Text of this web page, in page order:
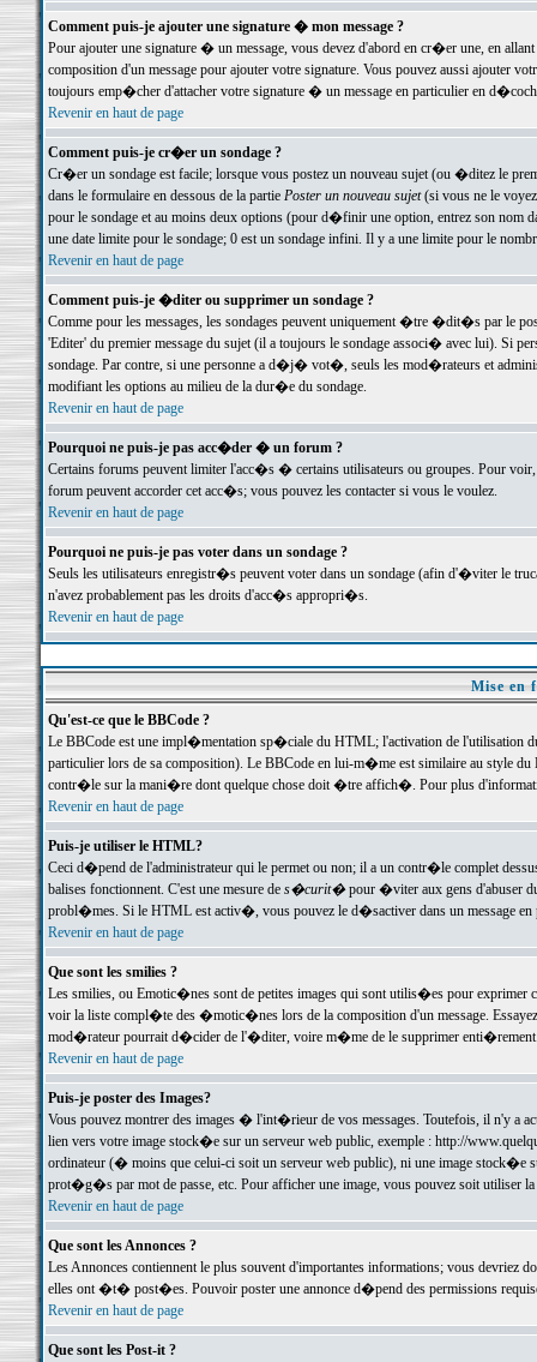
Comment puis-je ajouter une signature � mon message ?
Pour ajouter une signature � un message, vous devez d'abord en cr�er une, en
composition d'un message pour ajouter votre signature. Vous pouvez aussi ajouter
toujours emp�cher d'attacher votre signature � un message en particulier en
Revenir en haut de page
Comment puis-je cr�er un sondage ?
Cr�er un sondage est facile; lorsque vous postez un nouveau sujet (ou �ditez le
dans le formulaire en dessous de la partie Poster un nouveau sujet(si vous ne le voyez
pour le sondage et au moins deux options (pour d�finir une option, entrez son nom
une date limite pour le sondage; 0 est un sondage infini. Il y a une limite pour le
Revenir en haut de page
Comment puis-je �diter ou supprimer un sondage ?
Comme pour les messages, les sondages peuvent uniquement �tre �dit�s par le
'Editer' du premier message du sujet (il a toujours le sondage associ� avec lui). Si
sondage. Par contre, si une personne a d�j� vot�, seuls les mod�rateurs et
modifiant les options au milieu de la dur�e du sondage.
Revenir en haut de page
Pourquoi ne puis-je pas acc�der � un forum ?
Certains forums peuvent limiter l'acc�s � certains utilisateurs ou groupes. Pour
forum peuvent accorder cet acc�s; vous pouvez les contacter si vous le voulez.
Revenir en haut de page
Pourquoi ne puis-je pas voter dans un sondage ?
Seuls les utilisateurs enregistr�s peuvent voter dans un sondage (afin d'�viter le
n'avez probablement pas les droits d'acc�s appropri�s.
Revenir en haut de page
Mise en
Qu'est-ce que le BBCode ?
Le BBCode est une impl�mentation sp�ciale du HTML; l'activation de l'utilisation
particulier lors de sa composition). Le BBCode en lui-m�me est similaire au style
contr�le sur la mani�re dont quelque chose doit �tre affich�. Pour plus
Revenir en haut de page
Puis-je utiliser le HTML?
Ceci d�pend de l'administrateur qui le permet ou non; il a un contr�le complet
balises fonctionnent. C'est une mesure de s�curit�pour �viter aux gens d'abuser
probl�mes. Si le HTML est activ�, vous pouvez le d�sactiver dans un message en
Revenir en haut de page
Que sont les smilies ?
Les smilies, ou Emotic�nes sont de petites images qui sont utilis�es pour exprimer
voir la liste compl�te des �motic�nes lors de la composition d'un message.
mod�rateur pourrait d�cider de l'�diter, voire m�me de le supprimer
Revenir en haut de page
Puis-je poster des Images?
Vous pouvez montrer des images � l'int�rieur de vos messages. Toutefois, il n'y a
lien vers votre image stock�e sur un serveur web public, exemple : http://
ordinateur (� moins que celui-ci soit un serveur web public), ni une image stock�e
prot�g�s par mot de passe, etc. Pour afficher une image, vous pouvez soit
Revenir en haut de page
Que sont les Annonces ?
Les Annonces contiennent le plus souvent d'importantes informations; vous devriez
elles ont �t� post�es. Pouvoir poster une annonce d�pend des permissions
Revenir en haut de page
Que sont les Post-it ?